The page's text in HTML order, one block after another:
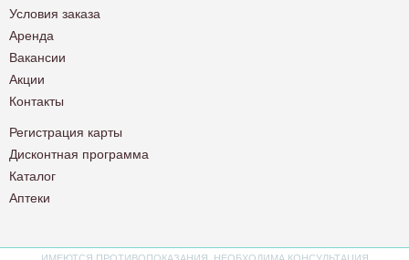
Условия заказа
Аренда
Вакансии
Акции
Контакты
Регистрация карты
Дисконтная программа
Каталог
Аптеки